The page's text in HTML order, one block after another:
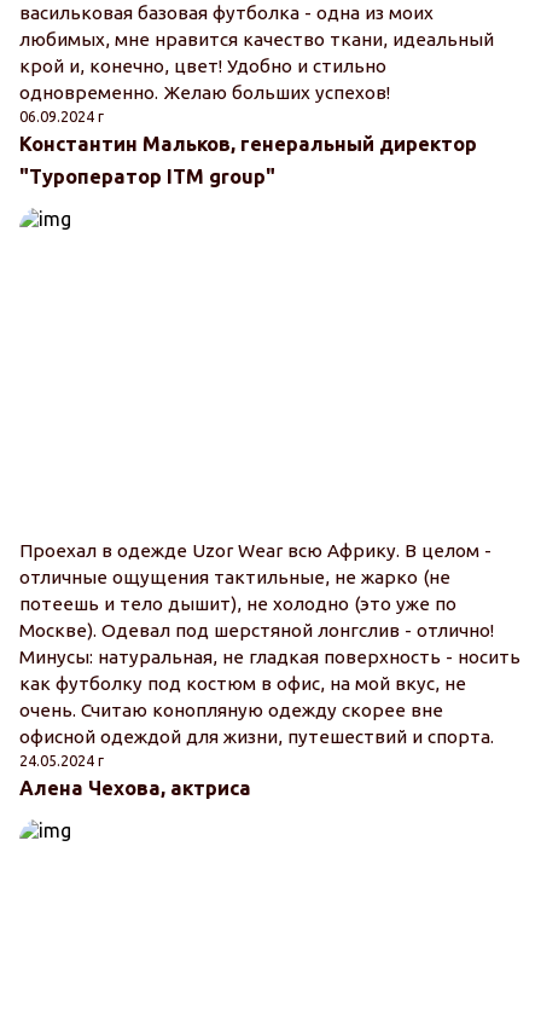
васильковая базовая футболка - одна из моих
любимых, мне нравится качество ткани, идеальный
крой и, конечно, цвет! Удобно и стильно
одновременно. Желаю больших успехов!
06.09.2024 г
Константин Мальков, генеральный директор
"Туроператор ITM group"
Проехал в одежде Uzor Wear всю Африку. В целом -
отличные ощущения тактильные, не жарко (не
потеешь и тело дышит), не холодно (это уже по
Москве). Одевал под шерстяной лонгслив - отлично!
Минусы: натуральная, не гладкая поверхность - носить
как футболку под костюм в офис, на мой вкус, не
очень. Считаю конопляную одежду скорее вне
офисной одеждой для жизни, путешествий и спорта.
24.05.2024 г
Алена Чехова, актриса